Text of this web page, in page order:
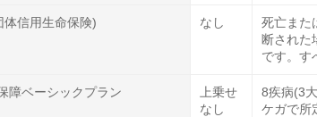
体信用生命保険) なし
死亡また
断された
です。す
障ベーシックプラン
上乗せ
なし
8疾病(3
ケガで所